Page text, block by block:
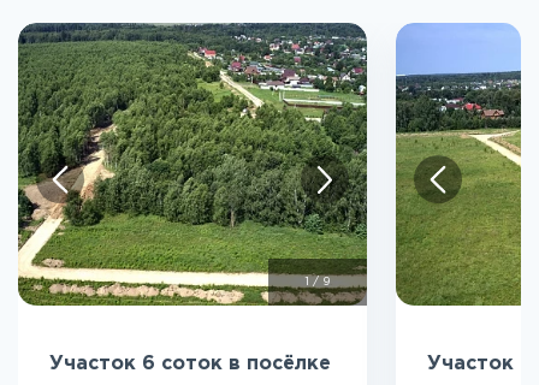
/ 9
Участок 6 соток в посёлке
Участок 7